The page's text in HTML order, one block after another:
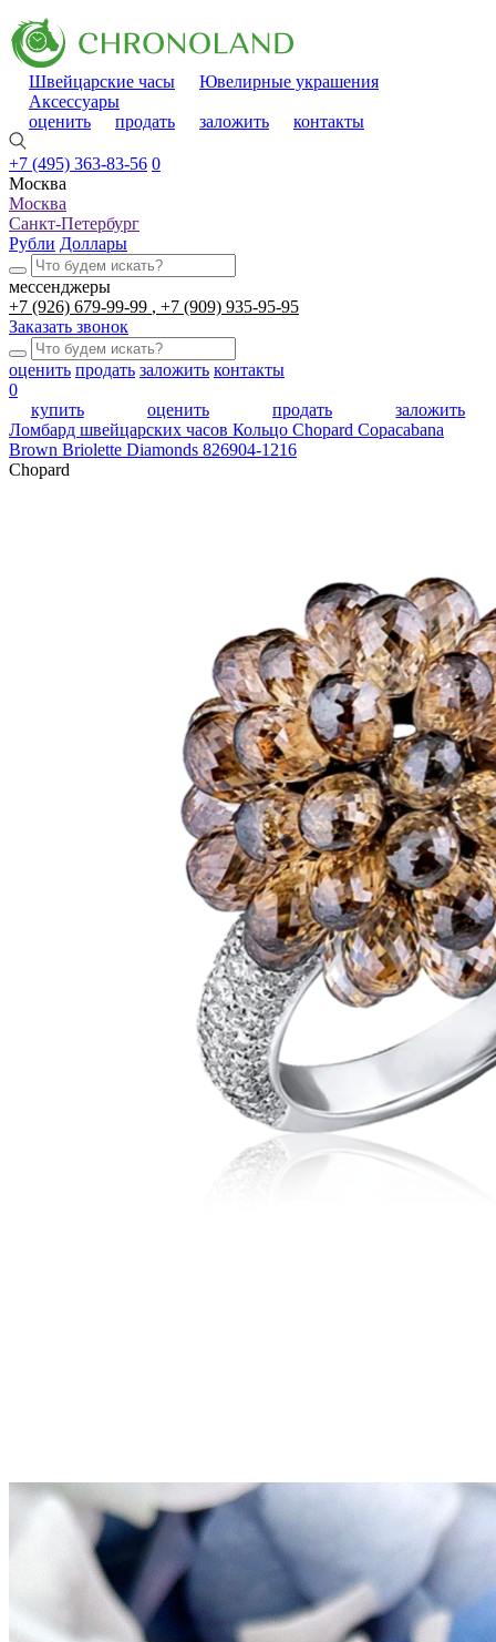
Швейцарские часы
Ювелирные украшения
Аксессуары
оценить
продать заложить контакты
+7 (495) 363-83-56 0
Москва
Москва
Санкт-Петербург
Рубли Доллары
мессенджеры
+7 (926) 679-99-99
+7 (909) 935-95-95
Заказать звонок
оценить продать заложить контакты
0
купить
оценить продать
заложить
Ломбард швейцарских часов Кольцо Chopard Copacabana
Brown Briolette Diamonds 826904-1216
Chopard